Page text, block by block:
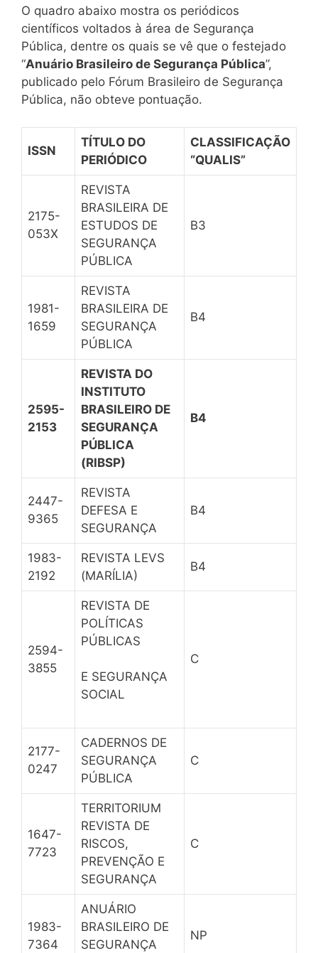
O quadro abaixo mostra os periódicos
científicos voltados à área de Segurança
Pública, dentre os quais se vê que o festejado
“Anuário Brasileiro de Segurança Pública”,
publicado pelo Fórum Brasileiro de Segurança
Pública, não obteve pontuação.
ISSN
TÍTULO DO
PERIÓDICO
CLASSIFICAÇÃO
“QUALIS”
2175-
053X
REVISTA
BRASILEIRA DE
ESTUDOS DE
SEGURANÇA
PÚBLICA
B3
1981-
1659
REVISTA
BRASILEIRA DE
SEGURANÇA
PÚBLICA
B4
2595-
2153
REVISTA DO
INSTITUTO
BRASILEIRO DE
SEGURANÇA
PÚBLICA
(RIBSP)
B4
2447-
9365
REVISTA
DEFESA E
SEGURANÇA
B4
1983-
2192
REVISTA LEVS
(MARÍLIA)
B4
2594-
3855
REVISTA DE
POLÍTICAS
PÚBLICAS
E SEGURANÇA
SOCIAL
C
2177-
0247
CADERNOS DE
SEGURANÇA
PÚBLICA
C
1647-
7723
TERRITORIUM
REVISTA DE
RISCOS,
PREVENÇÃO E
SEGURANÇA
C
1983-
7364
ANUÁRIO
BRASILEIRO DE
SEGURANÇA
NP